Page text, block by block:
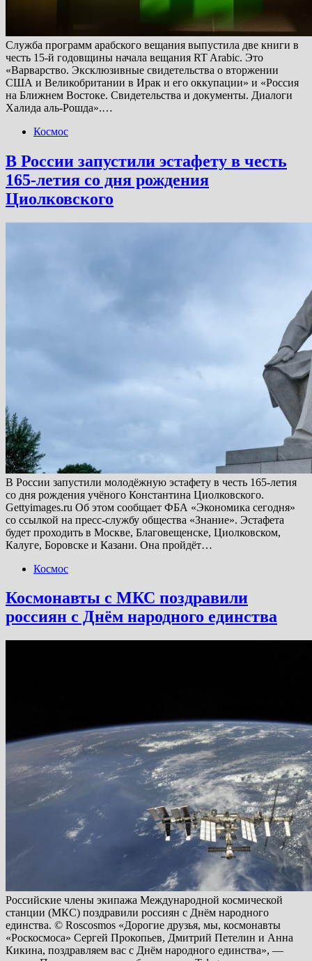
Служба программ арабского вещания выпустила две книги в
честь 15-й годовщины начала вещания RT Arabic. Это
«Варварство. Эксклюзивные свидетельства о вторжении
США и Великобритании в Ирак и его оккупации» и «Россия
на Ближнем Востоке. Свидетельства и документы. Диалоги
Халида аль-Рошда».…
Космос
В России запустили эстафету в честь
165-летия со дня рождения
Циолковского
В России запустили молодёжную эстафету в честь 165-летия
со дня рождения учёного Константина Циолковского.
Gettyimages.ru Об этом сообщает ФБА «Экономика сегодня»
со ссылкой на пресс-службу общества «Знание». Эстафета
будет проходить в Москве, Благовещенске, Циолковском,
Калуге, Боровске и Казани. Она пройдёт…
Космос
Космонавты с МКС поздравили
россиян с Днём народного единства
Российские члены экипажа Международной космической
станции (МКС) поздравили россиян с Днём народного
единства. © Roscosmos «Дорогие друзья, мы, космонавты
«Роскосмоса» Сергей Прокопьев, Дмитрий Петелин и Анна
Кикина, поздравляем вас с Днём народного единства», —